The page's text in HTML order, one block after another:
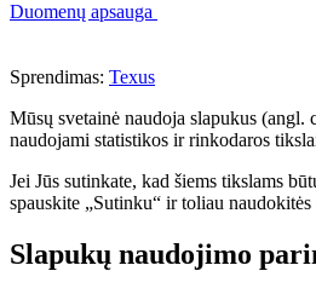
Duomenų apsauga
Sprendimas: Texus
Mūsų svetainė naudoja slapukus (angl.
naudojami statistikos ir rinkodaros
Jei Jūs sutinkate, kad šiems tikslams
spauskite „Sutinku“ ir toliau naudokitės
Slapukų naudojimo